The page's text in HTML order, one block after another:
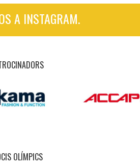
A INSTAGRAM.
OLÍMPICS